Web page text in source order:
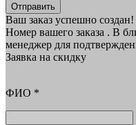
Отправить
Ваш заказ успешно создан!
Номер вашего заказа . В
менеджер для
Заявка на скидку
ФИО *